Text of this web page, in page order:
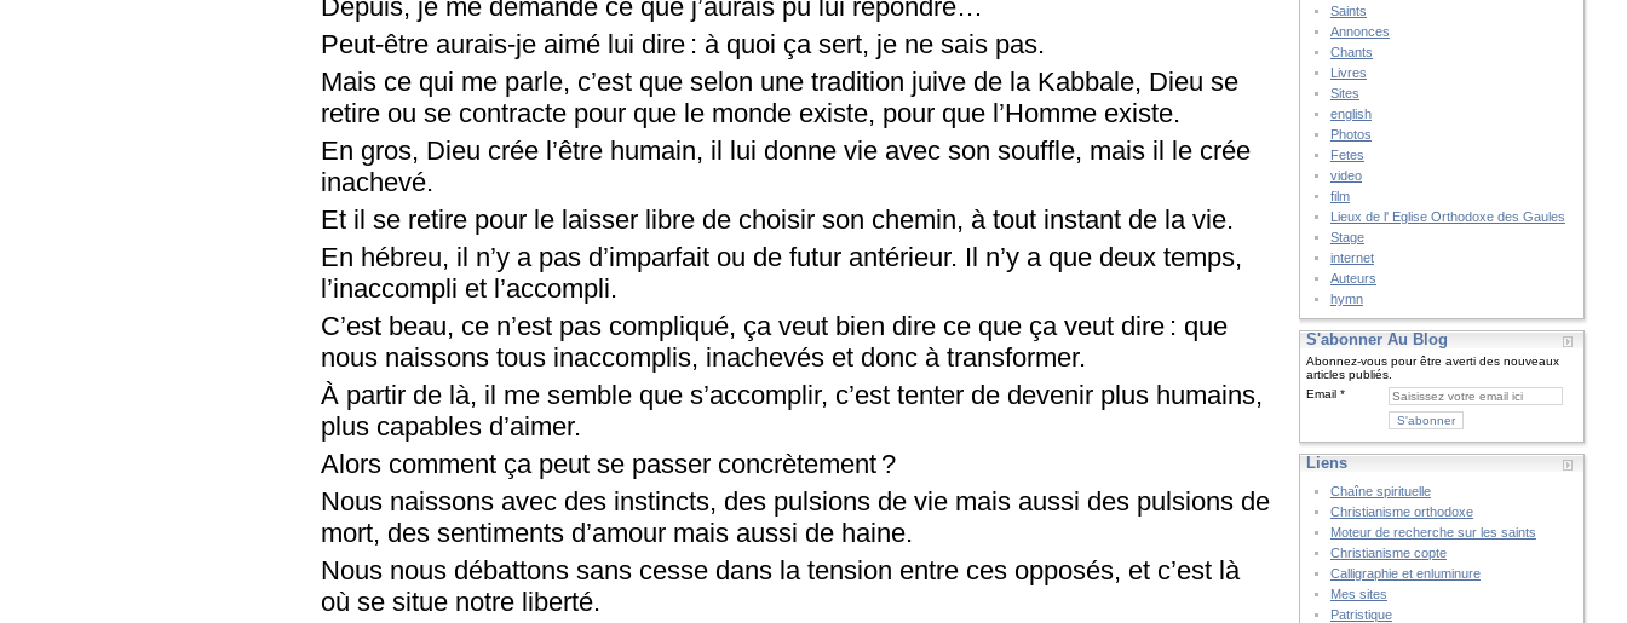
Depuis, je me demande ce que j’aurais pu lui répondre…
Peut-être aurais-je aimé lui dire : à quoi ça sert, je ne sais pas.
Mais ce qui me parle, c’est que selon une tradition juive de la Kabbale, Dieu se
retire ou se contracte pour que le monde existe, pour que l’Homme existe.
En gros, Dieu crée l’être humain, il lui donne vie avec son souffle, mais il le crée
inachevé.
Et il se retire pour le laisser libre de choisir son chemin, à tout ­instant de la vie.
En hébreu, il n’y a pas d’imparfait ou de futur antérieur. Il n’y a que deux temps,
l’inaccompli et l’accompli.
C’est beau, ce n’est pas ­compliqué, ça veut bien dire ce que ça veut dire : que
nous naissons tous inaccomplis, ­inachevés et donc à transformer.
À partir de là, il me semble que s’accomplir, c’est tenter de devenir plus humains,
plus capables d’aimer.
Alors comment ça peut se ­passer concrètement ?
Nous naissons avec des instincts, des pulsions de vie mais aussi des pulsions de
mort, des ­sentiments d’amour mais aussi de haine.
Nous nous débattons sans cesse dans la tension entre ces opposés, et c’est là
où se ­situe notre liberté.
Saints
Annonces
Chants
Livres
Sites
english
Photos
Fetes
video
film
Lieux de l' Eglise Orthodoxe des Gaules
Stage
internet
Auteurs
hymn
S'abonner Au Blog
Abonnez-vous pour être averti des nouveaux
articles publiés.
Email
Liens
Chaîne spirituelle
Christianisme orthodoxe
Moteur de recherche sur les saints
Christianisme copte
Calligraphie et enluminure
Mes sites
Patristique